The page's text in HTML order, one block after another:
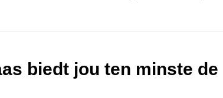
biedt jou ten minste